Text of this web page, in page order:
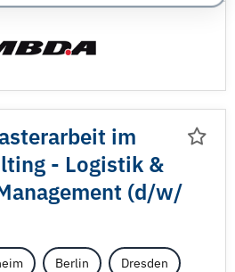
im
- Logistik &
(d/w/
Berlin Dresden